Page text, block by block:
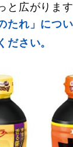
と広がります
たれ」につ
ださい。